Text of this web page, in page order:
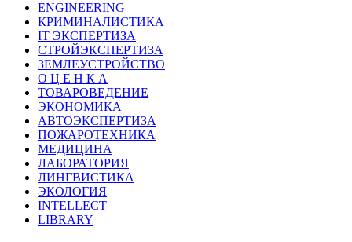
ENGINEERING
КРИМИНАЛИСТИКА
IT ЭКСПЕРТИЗА
СТРОЙЭКСПЕРТИЗА
ЗЕМЛЕУСТРОЙСТВО
О Ц Е Н К А
ТОВАРОВЕДЕНИЕ
ЭКОНОМИКА
АВТОЭКСПЕРТИЗА
ПОЖАРОТЕХНИКА
МЕДИЦИНА
ЛАБОРАТОРИЯ
ЛИНГВИСТИКА
ЭКОЛОГИЯ
INTELLECT
LIBRARY